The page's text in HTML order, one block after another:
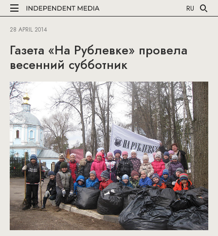
RU
28 APRIL 2014
Газета «На Рублевке» провела
весенний субботник